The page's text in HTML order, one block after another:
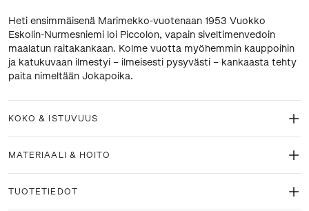
Heti ensimmäisenä Marimekko-vuotenaan 1953 Vuokko
Eskolin-Nurmesniemi loi Piccolon, vapain siveltimenvedoin
maalatun raitakankaan. Kolme vuotta myöhemmin kauppoihin
ja katukuvaan ilmestyi – ilmeisesti pysyvästi – kankaasta tehty
paita nimeltään Jokapoika.
KOKO & ISTUVUUS
MATERIAALI & HOITO
TUOTETIEDOT